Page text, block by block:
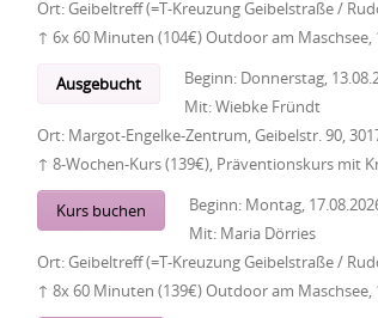
Ort:Geibeltreff (=T-Kreuzung Geibelstraße /
↑ 6x 60 Minuten (104€) Outdoor am
Ausgebucht Beginn: Donnerstag,
Mit:Wiebke Fründt
Ort: Margot-Engelke-Zentrum, Geibelstr. 90,
↑ 8-Wochen-Kurs (139€), Präventionskurs mit
Kurs buchen Beginn: Montag,
Mit: Maria Dörries
Ort:Geibeltreff (=T-Kreuzung Geibelstraße /
↑ 8x 60 Minuten (139€) Outdoor am Maschsee,